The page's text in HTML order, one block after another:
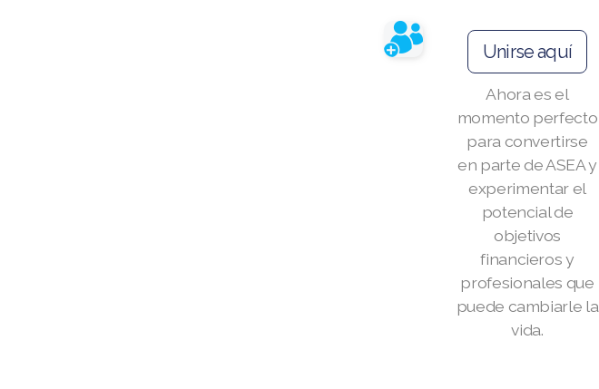
Unirse aquí
Ahora es el
momento perfecto
para convertirse
en parte de ASEA y
experimentar el
potencial de
objetivos
financieros y
profesionales que
puede cambiarle la
vida.